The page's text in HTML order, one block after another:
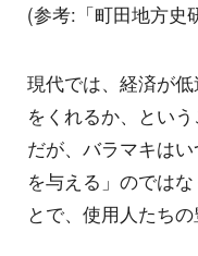
(参考:「町田地方史
現代では、経済が
をくれるか、とい
だが、バラマキは
を与える」のでは
とで、使用人たち